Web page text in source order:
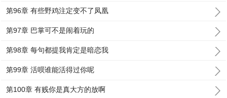
第96章 有些野鸡注定变不了凤凰
第97章 巴掌可不是闹着玩的
第98章 每句都提我肯定是暗恋我
第99章 活呗谁能活得过你呢
第100章 有贱你是真大方的放啊